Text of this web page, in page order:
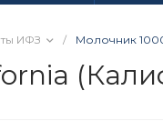
ИФЗ / Молочник